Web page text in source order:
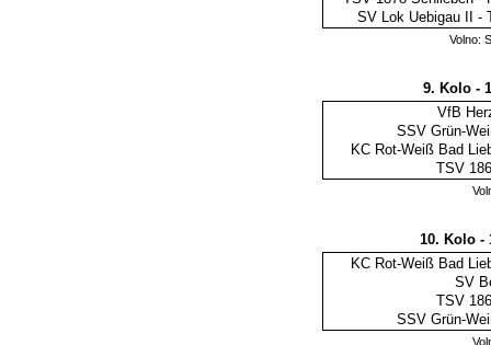
SV Lok Uebigau II
-
Volno:
9. Kolo -
VfB
SSV Grün-
KC Rot-Weiß Bad
TSV
10. Kolo -
KC Rot-Weiß Bad
SV
TSV
SSV Grün-